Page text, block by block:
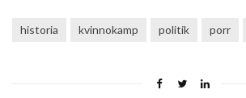
historia kvinnokamp politik porr